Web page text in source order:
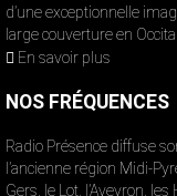
d’une exceptionnelle
large couverture en
En savoir plus
NOS FRÉQUENCES
Radio Présence diffuse
l’ancienne région Midi-
Gers, le Lot, l’Aveyron,